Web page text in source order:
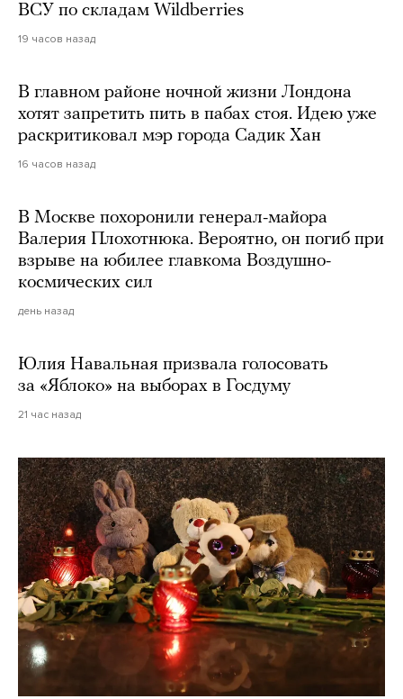
ВСУ по складам Wildberries
19 часов назад
В главном районе ночной жизни Лондона
хотят запретить пить в пабах стоя. Идею уже
раскритиковал мэр города Садик Хан
16 часов назад
В Москве похоронили генерал-майора
Валерия Плохотнюка. Вероятно, он погиб при
взрыве на юбилее главкома Воздушно-
космических сил
день назад
Юлия Навальная призвала голосовать
за «Яблоко» на выборах в Госдуму
21 час назад